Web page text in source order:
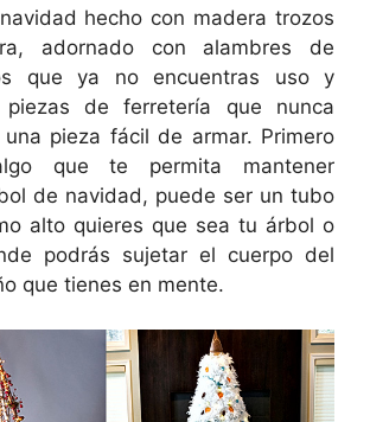
hecho con madera trozos
adornado con alambres de
que ya no encuentras uso y
de ferretería que nunca
pieza fácil de armar. Primero
que te permita mantener
de navidad, puede ser un tubo
alto quieres que sea tu árbol o
podrás sujetar el cuerpo del
que tienes en mente.